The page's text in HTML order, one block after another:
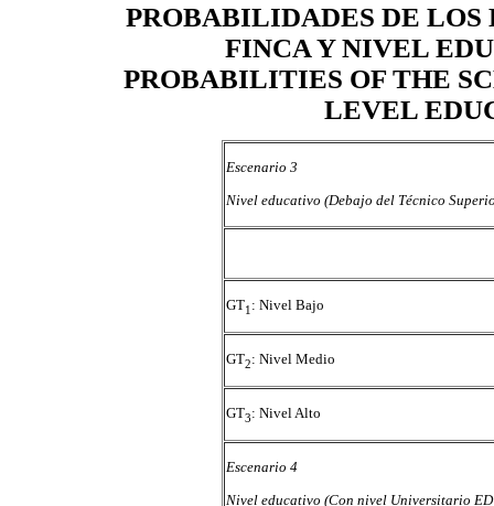
PROBABILIDADES DE LOS
FINCA Y NIVEL
PROBABILITIES OF THE
LEVEL
Escenario 3
Nivel educativo (Debajo del Técnico
GT1 : Nivel Bajo
GT2: Nivel Medio
GT3: Nivel Alto
Escenario 4
Nivel educativo (Con nivel Universitario